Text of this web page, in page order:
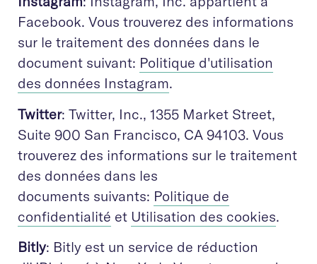
Facebook. Vous trouverez des informations
sur le traitement des données dans le
document suivant: Politique d'utilisation
des données Instagram.
Twitter: Twitter, Inc., 1355 Market Street,
Suite 900 San Francisco, CA 94103. Vous
trouverez des informations sur le traitement
des données dans les
documents suivants: Politique de
confidentialité et Utilisation des cookies.
Bitly: Bitly est un service de réduction